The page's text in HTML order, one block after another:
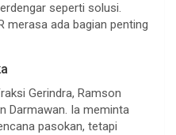
seperti solusi.
merasa ada bagian penting
Gerindra, Ramson
Darmawan. Ia meminta
pasokan, tetapi